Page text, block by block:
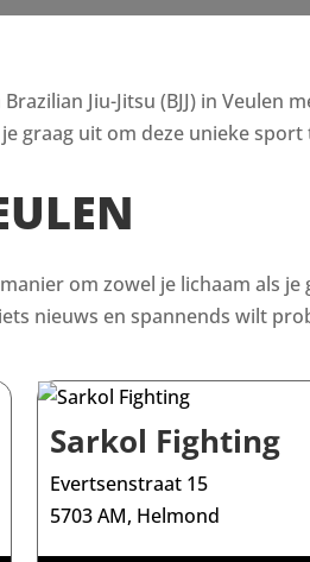
Jiu-Jitsu (BJJ) in Veulen
graag uit om deze unieke sport
om zowel je lichaam als
nieuws en spannends wilt
Sarkol Fighting
Evertsenstraat 15
5703 AM, Helmond